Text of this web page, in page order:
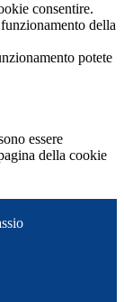
consentire.
della
potete
essere
della cookie